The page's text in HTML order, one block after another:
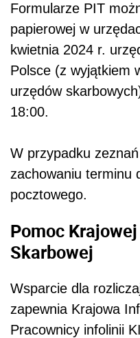
Formularze PIT
papierowej w
kwietnia 2024 r.
Polsce (z wyjątkiem
urzędów
18:00.
W przypadku
zachowaniu terminu
pocztowego.
Pomoc
Skarbowej
Wsparcie dla
zapewnia Krajowa
Pracownicy infolinii